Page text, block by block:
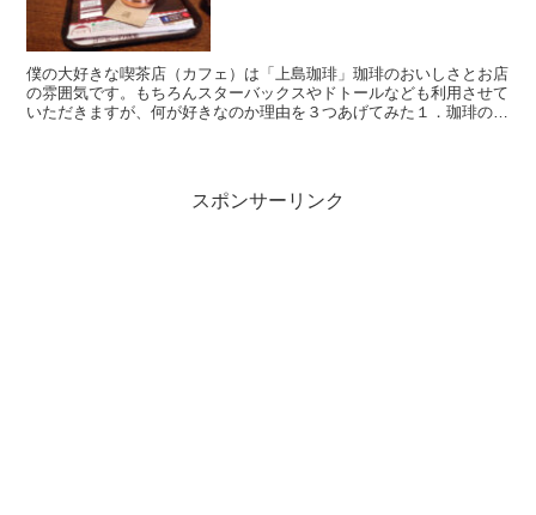
僕の大好きな喫茶店（カフェ）は「上島珈琲」珈琲のおいしさとお店
の雰囲気です。もちろんスターバックスやドトールなども利用させて
いただきますが、何が好きなのか理由を３つあげてみた１．珈琲の味
スポンサーリンク